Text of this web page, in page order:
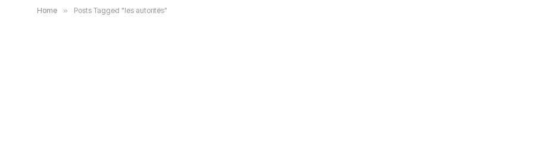
Home » Posts Tagged "les autorités"